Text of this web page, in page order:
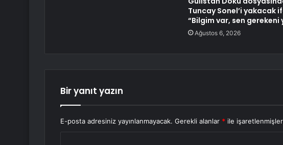
Tuncay Sonel’i yakacak
“Bilgim var, sen gerekeni
Ağustos 6, 2026
Bir yanıt yazın
E-posta adresiniz yayınlanmayacak. Gerekli alanlar * ile